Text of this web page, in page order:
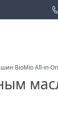
BioMio All-in-